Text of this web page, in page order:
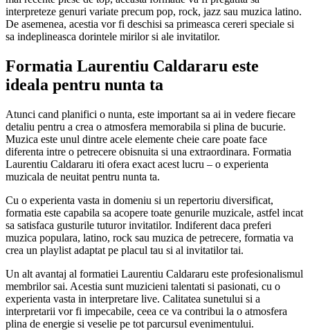
interpreteze genuri variate precum pop, rock, jazz sau muzica latino.
De asemenea, acestia vor fi deschisi sa primeasca cereri speciale si
sa indeplineasca dorintele mirilor si ale invitatilor.
Formatia Laurentiu Caldararu este
ideala pentru nunta ta
Atunci cand planifici o nunta, este important sa ai in vedere fiecare
detaliu pentru a crea o atmosfera memorabila si plina de bucurie.
Muzica este unul dintre acele elemente cheie care poate face
diferenta intre o petrecere obisnuita si una extraordinara. Formatia
Laurentiu Caldararu iti ofera exact acest lucru – o experienta
muzicala de neuitat pentru nunta ta.
Cu o experienta vasta in domeniu si un repertoriu diversificat,
formatia este capabila sa acopere toate genurile muzicale, astfel incat
sa satisfaca gusturile tuturor invitatilor. Indiferent daca preferi
muzica populara, latino, rock sau muzica de petrecere, formatia va
crea un playlist adaptat pe placul tau si al invitatilor tai.
Un alt avantaj al formatiei Laurentiu Caldararu este profesionalismul
membrilor sai. Acestia sunt muzicieni talentati si pasionati, cu o
experienta vasta in interpretare live. Calitatea sunetului si a
interpretarii vor fi impecabile, ceea ce va contribui la o atmosfera
plina de energie si veselie pe tot parcursul evenimentului.